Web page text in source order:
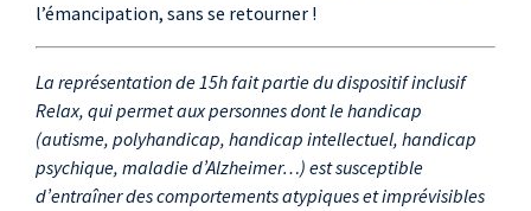
l’émancipation, sans se retourner !
La représentation de 15h fait partie du dispositif inclusif
Relax, qui permet aux personnes dont le handicap
(autisme, polyhandicap, handicap intellectuel, handicap
psychique, maladie d’Alzheimer…) est susceptible
d’entraîner des comportements atypiques et imprévisibles